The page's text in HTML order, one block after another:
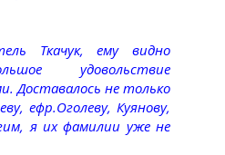
Ткачук, ему видно
удовольствие
Доставалось не только
ефр.Оголеву, Куянову,
я их фамилии уже не